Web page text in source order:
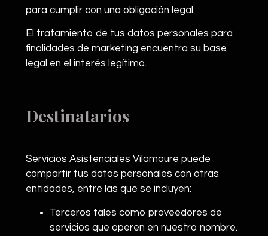
para cumplir con una obligación legal.
El tratamiento de tus datos personales para
finalidades de marketing encuentra su base
legal en el interés legítimo.
Destinatarios
Servicios Asistenciales Vilamoure puede
compartir tus datos personales con otras
entidades, entre las que se incluyen:
Terceros tales como proveedores de
servicios que operen en nuestro nombre.